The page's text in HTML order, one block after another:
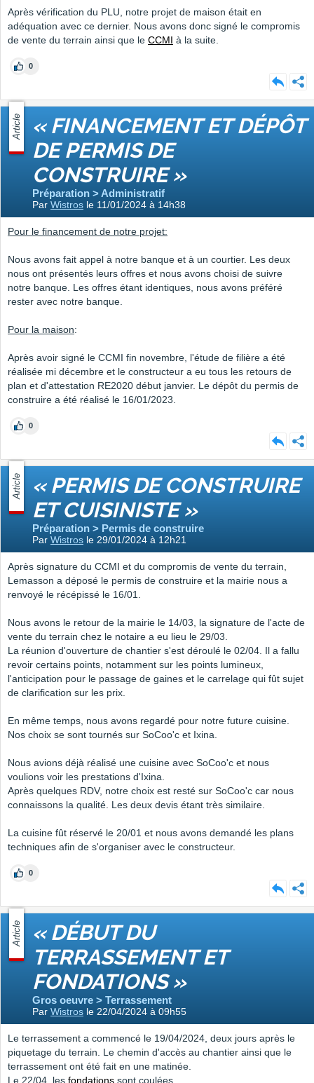
Après vérification du PLU, notre projet de maison était en
adéquation avec ce dernier. Nous avons donc signé le compromis
de vente du terrain ainsi que le CCMI à la suite.
0
Article « FINANCEMENT ET DÉPÔT
DE PERMIS DE
CONSTRUIRE »
Préparation > Administratif
Par Wistros le 11/01/2024 à 14h38
Pour le financement de notre projet:
Nous avons fait appel à notre banque et à un courtier. Les deux
nous ont présentés leurs offres et nous avons choisi de suivre
notre banque. Les offres étant identiques, nous avons préféré
rester avec notre banque.
Pour la maison:
Après avoir signé le CCMI fin novembre, l'étude de filière a été
réalisée mi décembre et le constructeur a eu tous les retours de
plan et d'attestation RE2020 début janvier. Le dépôt du permis de
construire a été réalisé le 16/01/2023.
0
Article « PERMIS DE CONSTRUIRE
ET CUISINISTE »
Préparation > Permis de construire
Par Wistros le 29/01/2024 à 12h21
Après signature du CCMI et du compromis de vente du terrain,
Lemasson a déposé le permis de construire et la mairie nous a
renvoyé le récépissé le 16/01.
Nous avons le retour de la mairie le 14/03, la signature de l'acte de
vente du terrain chez le notaire a eu lieu le 29/03.
La réunion d'ouverture de chantier s'est déroulé le 02/04. Il a fallu
revoir certains points, notamment sur les points lumineux,
l'anticipation pour le passage de gaines et le carrelage qui fût sujet
de clarification sur les prix.
En même temps, nous avons regardé pour notre future cuisine.
Nos choix se sont tournés sur SoCoo'c et Ixina.
Nous avions déjà réalisé une cuisine avec SoCoo'c et nous
voulions voir les prestations d'Ixina.
Après quelques RDV, notre choix est resté sur SoCoo'c car nous
connaissons la qualité. Les deux devis étant très similaire.
La cuisine fût réservé le 20/01 et nous avons demandé les plans
techniques afin de s'organiser avec le constructeur.
0
Article « DÉBUT DU
TERRASSEMENT ET
FONDATIONS »
Gros oeuvre > Terrassement
Par Wistros le 22/04/2024 à 09h55
Le terrassement a commencé le 19/04/2024, deux jours après le
piquetage du terrain. Le chemin d'accès au chantier ainsi que le
terrassement ont été fait en une matinée.
Le 22/04, les fondations sont coulées.